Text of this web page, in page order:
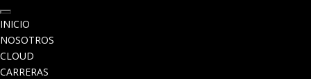
INICIO
NOSOTROS
CLOUD
CARRERAS